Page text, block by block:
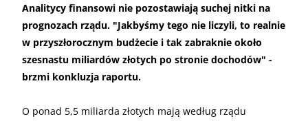
Analitycy finansowi nie pozostawiają suchej nitki na
prognozach rządu. "Jakbyśmy tego nie liczyli, to realnie
w przyszłorocznym budżecie i tak zabraknie około
szesnastu miliardów złotych po stronie dochodów" -
brzmi konkluzja raportu.
O ponad 5,5 miliarda złotych mają według rządu